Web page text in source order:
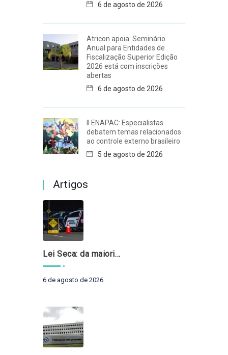
6 de agosto de 2026
Atricon apoia: Seminário
Anual para Entidades de
Fiscalização Superior Edição
2026 está com inscrições
abertas
6 de agosto de 2026
II ENAPAC: Especialistas
debatem temas relacionados
ao controle externo brasileiro
5 de agosto de 2026
Artigos
Lei Seca: da maioridade à maturidade
6 de agosto de 2026